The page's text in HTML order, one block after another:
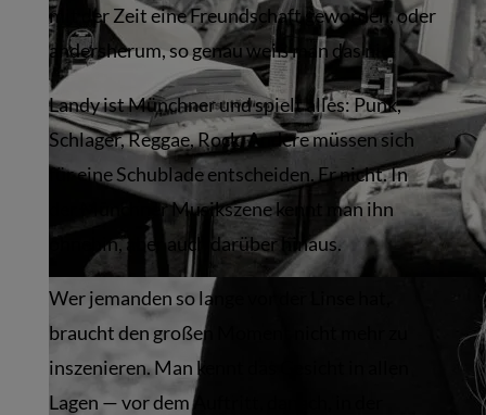
mit der Zeit eine Freundschaft geworden, oder
andersherum, so genau weiß man das nie.
Landy ist Münchner und spielt alles: Punk,
Schlager, Reggae, Rock. Andere müssen sich
für eine Schublade entscheiden. Er nicht. In
der Münchner Musikszene kennt man ihn
ohnehin, aber auch darüber hinaus.
Wer jemanden so lange vor der Linse hat,
braucht den großen Moment nicht mehr zu
inszenieren. Man kennt das Gesicht in allen
Lagen — vor dem Auftritt, danach, in der